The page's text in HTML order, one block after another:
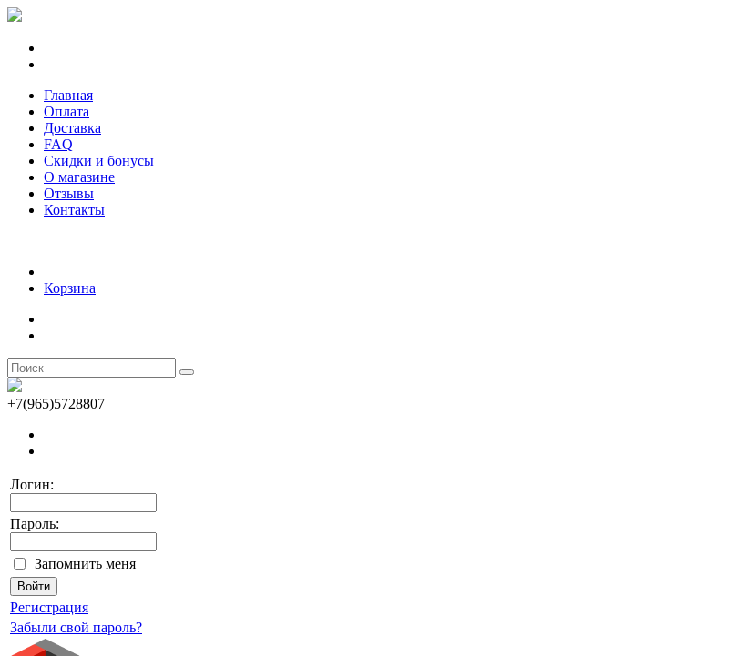
Главная
Оплата
Доставка
FAQ
Скидки и бонусы
О магазине
Отзывы
Контакты
Корзина
+7(965)5728807
Логин:
Пароль:
Запомнить меня
Регистрация
Забыли свой пароль?